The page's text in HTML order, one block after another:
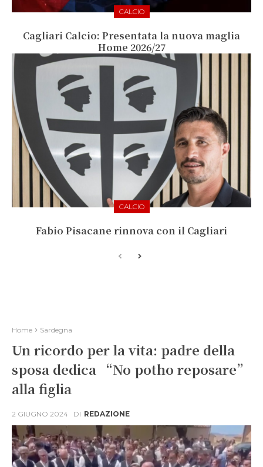
CALCIO
Cagliari Calcio: Presentata la nuova maglia
Home 2026/27
CALCIO
Fabio Pisacane rinnova con il Cagliari